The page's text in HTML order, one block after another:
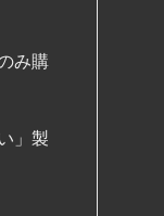
み購
」製